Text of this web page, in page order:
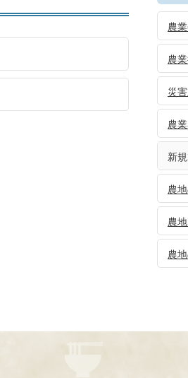
農
農
災
農
新
農
農
農